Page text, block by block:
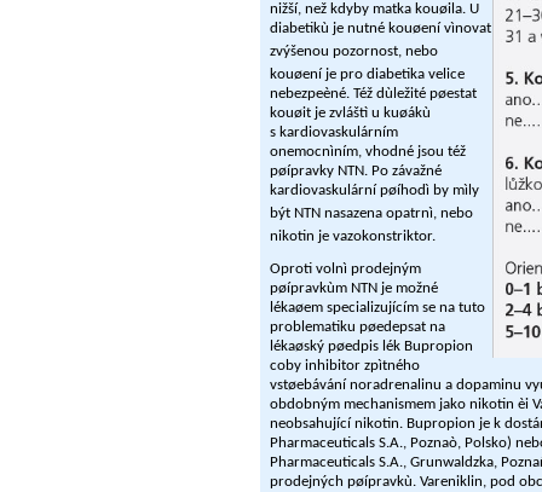
nižší, než kdyby matka kouøila. U
diabetikù je nutné kouøení vìnovat
zvýšenou pozornost, nebo
kouøení je pro diabetika velice
nebezpeèné. Též dùležité pøestat
kouøit je zvláštì u kuøákù
s kardiovaskulárním
onemocnìním, vhodné jsou též
pøípravky NTN. Po závažné
kardiovaskulární pøíhodì by mìly
být NTN nasazena opatrnì, nebo
nikotin je vazokonstriktor.
Oproti volnì prodejným
pøípravkùm NTN je možné
lékaøem specializujícím se na tuto
problematiku pøedepsat na
lékaøský pøedpis lék Bupropion
coby inhibitor zpìtného
vstøebávání noradrenalinu a dopaminu
obdobným mechanismem jako nikotin èi
neobsahující nikotin. Bupropion je k
Pharmaceuticals S.A., Poznaò, Polsko)
Pharmaceuticals S.A., Grunwaldzka,
prodejných pøípravkù. Vareniklin, pod